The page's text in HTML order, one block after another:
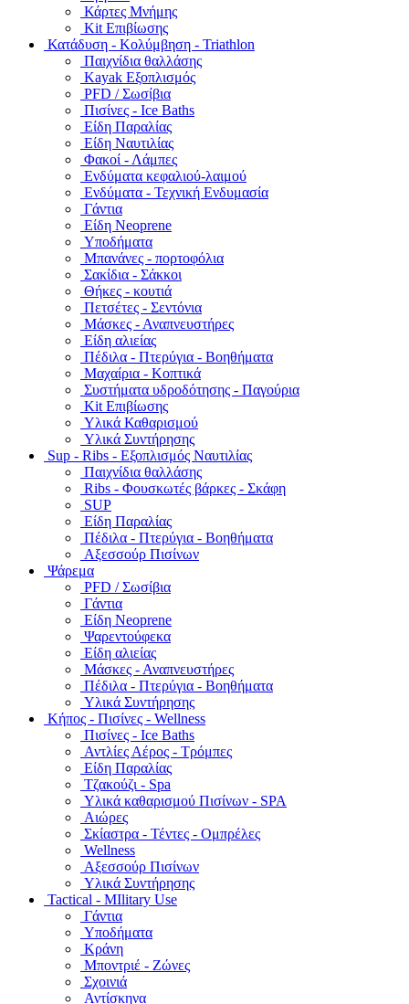
Κάρτες Μνήμης
Kit Επιβίωσης
Κατάδυση - Κολύμβηση - Triathlon
Παιχνίδια θαλλάσης
Kayak Εξοπλισμός
PFD / Σωσίβια
Πισίνες - Ice Baths
Είδη Παραλίας
Είδη Ναυτιλίας
Φακοί - Λάμπες
Ενδύματα κεφαλιού-λαιμού
Ενδύματα - Τεχνική Ενδυμασία
Γάντια
Είδη Neoprene
Υποδήματα
Μπανάνες - πορτοφόλια
Σακίδια - Σάκκοι
Θήκες - κουτιά
Πετσέτες - Σεντόνια
Μάσκες - Αναπνευστήρες
Είδη αλιείας
Πέδιλα - Πτερύγια - Βοηθήματα
Μαχαίρια - Κοπτικά
Συστήματα υδροδότησης - Παγούρια
Kit Επιβίωσης
Υλικά Καθαρισμού
Υλικά Συντήρησης
Sup - Ribs - Εξοπλισμός Ναυτιλίας
Παιχνίδια θαλλάσης
Ribs - Φουσκωτές βάρκες - Σκάφη
SUP
Είδη Παραλίας
Πέδιλα - Πτερύγια - Βοηθήματα
Αξεσσούρ Πισίνων
Ψάρεμα
PFD / Σωσίβια
Γάντια
Είδη Neoprene
Ψαρεντούφεκα
Είδη αλιείας
Μάσκες - Αναπνευστήρες
Πέδιλα - Πτερύγια - Βοηθήματα
Υλικά Συντήρησης
Κήπος - Πισίνες - Wellness
Πισίνες - Ice Baths
Αντλίες Αέρος - Τρόμπες
Είδη Παραλίας
Τζακούζι - Spa
Υλικά καθαρισμού Πισίνων - SPA
Αιώρες
Σκίαστρα - Τέντες - Ομπρέλες
Wellness
Αξεσσούρ Πισίνων
Υλικά Συντήρησης
Tactical - MIlitary Use
Γάντια
Υποδήματα
Κράνη
Μποντριέ - Ζώνες
Σχοινιά
Αντίσκηνα